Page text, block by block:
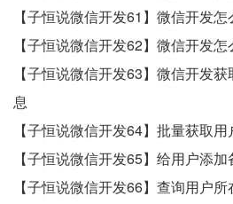
【子恒说微信开发61】微信开发
【子恒说微信开发62】微信开发
【子恒说微信开发63】微信开发
息
【子恒说微信开发64】批量获取
【子恒说微信开发65】给用户添加
【子恒说微信开发66】查询用户所